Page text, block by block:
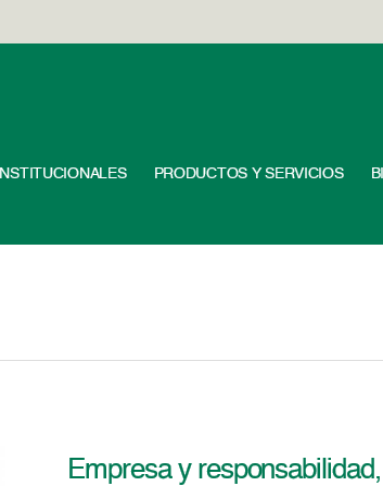
INSTITUCIONALES PRODUCTOS Y SERVICIOS
Empresa y